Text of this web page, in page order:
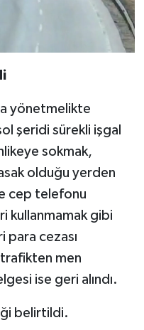
yönetmelikte
şeridi sürekli işgal
sokmak,
olduğu yerden
cep telefonu
kullanmamak gibi
para cezası
trafikten men
ise geri alındı.
belirtildi.